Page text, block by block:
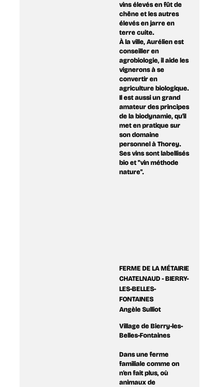
vins élevés en f​û​t de
chêne et le​s​ autres
élevés en ​j​arre en
terre cuite.
​À la ville, ​Aurélien est
conseiller en
agrobiologie, il aide les
vignerons à se
convertir en
agriculture biologique.
​I​l est aussi un grand
amateur des principes
de la biodynamie, qu'il
met en pratique sur
son domaine
personnel à Thorey.
Ses vins sont labellisés
bio et "vin méthode
nature".
FERME DE LA MÉTAIRIE
CHATELNAUD - BIERRY-
LES-BELLES-
FONTAINES
Angèle Sulliot
Village de Bierry-les-
Belles-Fontaines
Dans une ferme
familiale comme on
n'en fait plus, où
animaux de